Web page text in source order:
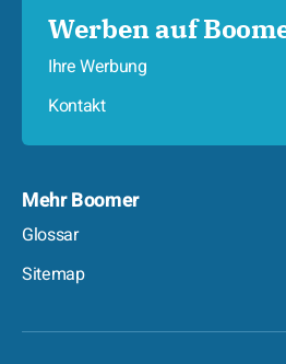
Werben auf
Ihre Werbung
Kontakt
Mehr Boomer
Glossar
Sitemap